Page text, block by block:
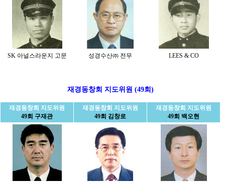
SK 아널스라운지 고문 성경수산㈜ 전무 LEES & CO
재경동창회 지도위원 (49회)
재경동창회 지도위원
49회 구재관
재경동창회 지도위원
49회 김창로
재경동창회 지도위원
49회 백오현